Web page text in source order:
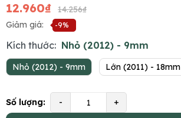
12.960₫
14.256₫
Giảm giá:
-9%
Kích thước: Nhỏ (2012) - 9mm
Nhỏ (2012) - 9mm Lớn (2011) - 18mm
Số lượng: - +